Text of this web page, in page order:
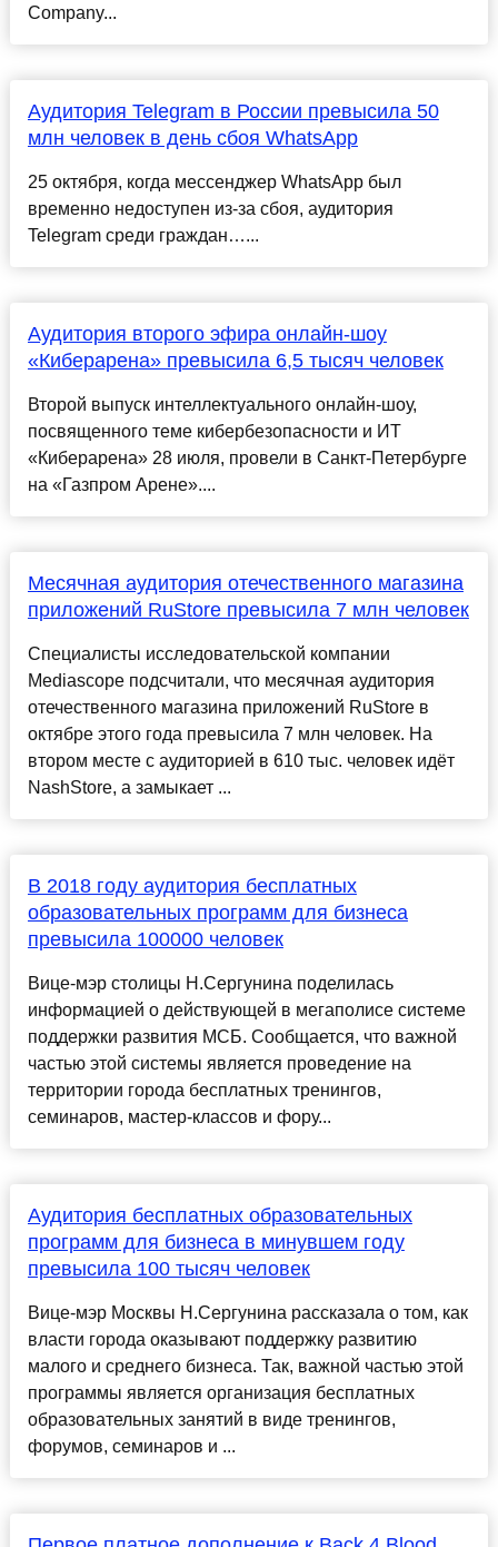
Company...
Аудитория Telegram в России превысила 50
млн человек в день сбоя WhatsApp
25 октября, когда мессенджер WhatsApp был
временно недоступен из-за сбоя, аудитория
Telegram среди граждан…...
Аудитория второго эфира онлайн-шоу
«Киберарена» превысила 6,5 тысяч человек
Второй выпуск интеллектуального онлайн-шоу,
посвященного теме кибербезопасности и ИТ
«Киберарена» 28 июля, провели в Санкт-Петербурге
на «Газпром Арене»....
Месячная аудитория отечественного магазина
приложений RuStore превысила 7 млн человек
Специалисты исследовательской компании
Mediascope подсчитали, что месячная аудитория
отечественного магазина приложений RuStore в
октябре этого года превысила 7 млн человек. На
втором месте с аудиторией в 610 тыс. человек идёт
NashStore, а замыкает ...
В 2018 году аудитория бесплатных
образовательных программ для бизнеса
превысила 100000 человек
Вице-мэр столицы Н.Сергунина поделилась
информацией о действующей в мегаполисе системе
поддержки развития МСБ. Сообщается, что важной
частью этой системы является проведение на
территории города бесплатных тренингов,
семинаров, мастер-классов и фору...
Аудитория бесплатных образовательных
программ для бизнеса в минувшем году
превысила 100 тысяч человек
Вице-мэр Москвы Н.Сергунина рассказала о том, как
власти города оказывают поддержку развитию
малого и среднего бизнеса. Так, важной частью этой
программы является организация бесплатных
образовательных занятий в виде тренингов,
форумов, семинаров и ...